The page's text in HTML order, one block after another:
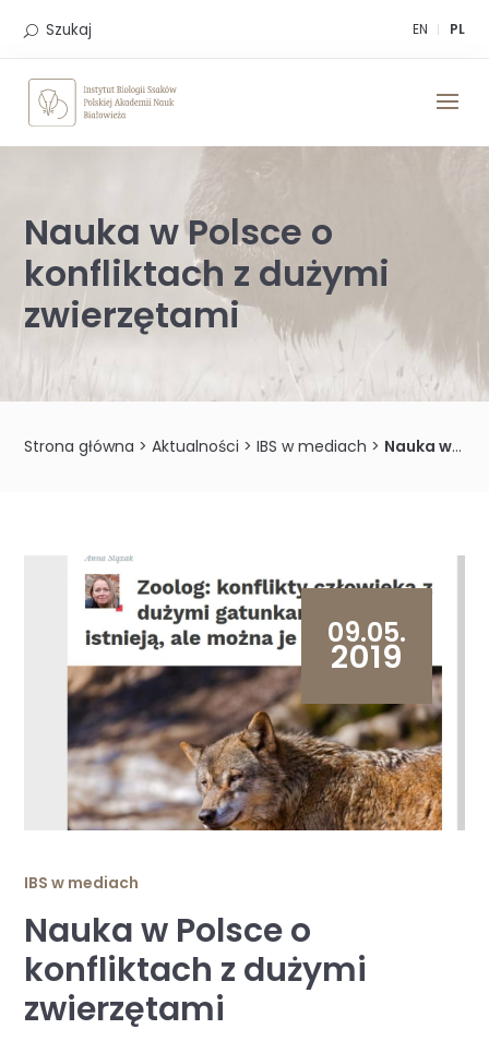
EN PL
Szukaj
Nauka w Polsce o
konfliktach z dużymi
zwierzętami
Strona główna >Aktualności >IBS w mediach > Nauka w Polsce o konfliktach z dużymi zwierzętami
09.05.
2019
IBS w mediach
Nauka w Polsce o
konfliktach z dużymi
zwierzętami